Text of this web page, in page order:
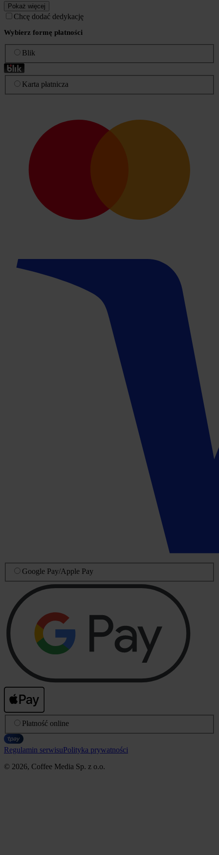
Pokaż więcej
Chcę dodać dedykację
Wybierz formę płatności
Blik
Karta płatnicza
Google Pay/Apple Pay
Płatność online
Regulamin serwisuPolityka prywatności
© 2026, Coffee Media Sp. z o.o.